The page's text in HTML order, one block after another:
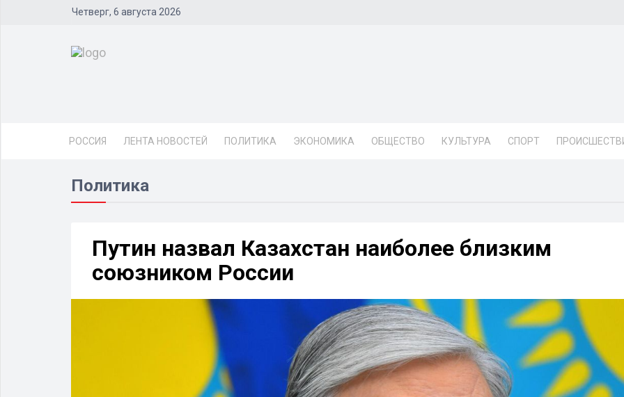
Четверг, 6 августа 2026
РОССИЯ ЛЕНТА НОВОСТЕЙ ПОЛИТИКА ЭКОНОМИКА ОБЩЕСТВО КУЛЬТУРА СПОРТ
Политика
Путин назвал Казахстан наиболее близким
союзником России